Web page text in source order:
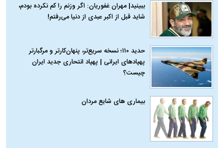
ببینید| مهران غفوریان: اگر وزنم را کم نکرده بودم،
شاید قبل از اکبر عبدی از دنیا می‌رفتم!
حدید ۱۱۰؛ نسخه سریع‌تر، پنهان‌کارتر و مرگبارتر
پهپادهای ایرانی | پهپاد انتحاری جدید ایران
چیست؟
بیماری‌ های شایع مردان